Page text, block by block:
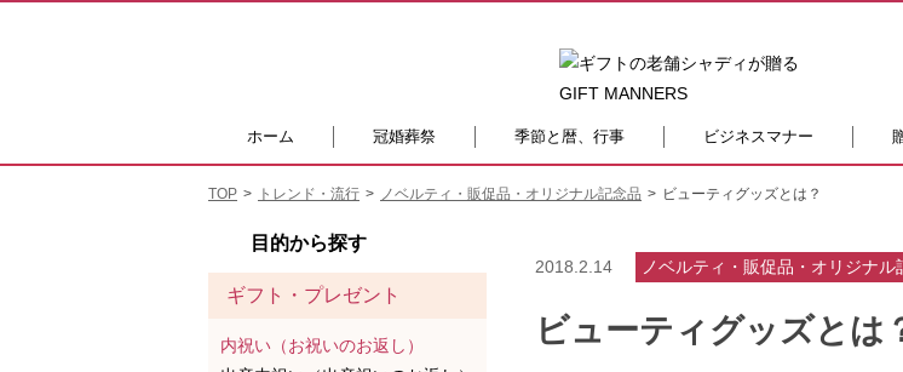
ホーム 冠婚葬祭 季節と暦、行事 ビジネスマナー
TOP トレンド・流行 ノベルティ・販促品・オリジナル記念品 ビューティグッズとは？
2018.2.14 ノベルティ・販促品・オリジナル
ビューティグッズとは
目的から探す
ギフト・プレゼント
内祝い（お祝いのお返し）